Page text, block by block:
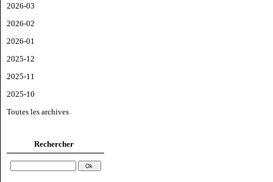
2026-03
2026-02
2026-01
2025-12
2025-11
2025-10
Toutes les archives
Rechercher